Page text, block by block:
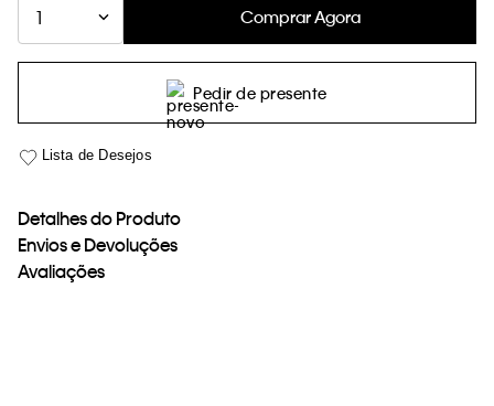
1 Comprar Agora
Pedir de presente
Detalhes do Produto
Envios e Devoluções
Avaliações